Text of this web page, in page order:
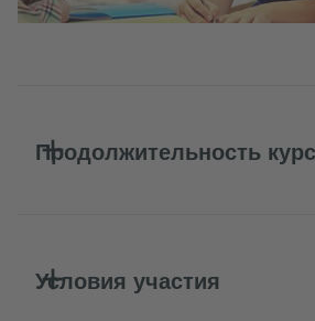
Продолжительность
Условия участия